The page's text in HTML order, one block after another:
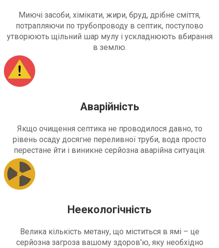
Миючі засоби, хімікати, жири, бруд, дрібне сміття,
потрапляючи по трубопроводу в септик, поступово
утворюють щільний шар мулу і ускладнюють вбирання
в землю.
Аварійність
Якщо очищення септика не проводилося давно, то
рівень осаду досягне переливної труби, вода просто
перестане йти і виникне серйозна аварійна ситуація.
Неекологічність
Велика кількість метану, що міститься в ямі – це
серйозна загроза вашому здоров'ю, яку необхідно